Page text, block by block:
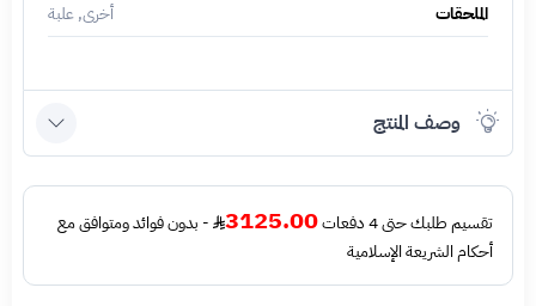
الملحقات
أخرى, علبة
وصف المنتج
تقسيم طلبك حتى 4 دفعات 3125.00
- بدون فوائد ومتوافق مع
أحكام الشريعة الإسلامية